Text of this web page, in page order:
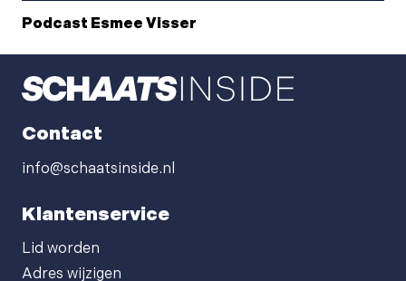
Podcast Esmee Visser
Contact
info@schaatsinside.nl
Klantenservice
Lid worden
Adres wijzigen